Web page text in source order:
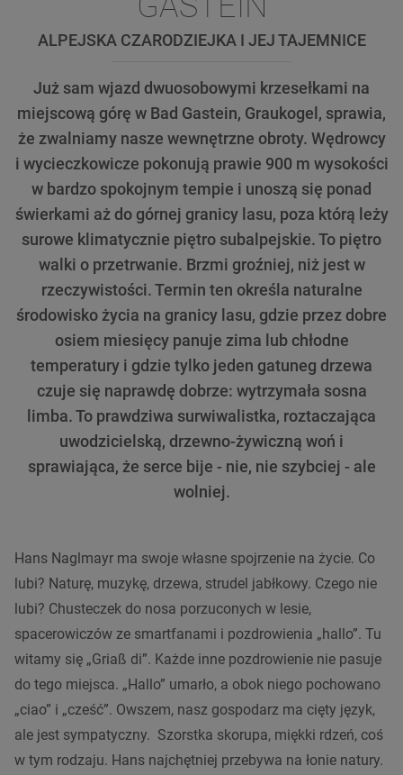
ALPEJSKA CZARODZIEJKA I JEJ TAJEMNICE
Już sam wjazd dwuosobowymi krzesełkami na
miejscową górę w Bad Gastein, Graukogel, sprawia,
że zwalniamy nasze wewnętrzne obroty. Wędrowcy
i wycieczkowicze pokonują prawie 900 m wysokości
w bardzo spokojnym tempie i unoszą się ponad
świerkami aż do górnej granicy lasu, poza którą leży
surowe klimatycznie piętro subalpejskie. To piętro
walki o przetrwanie. Brzmi groźniej, niż jest w
rzeczywistości. Termin ten określa naturalne
środowisko życia na granicy lasu, gdzie przez dobre
osiem miesięcy panuje zima lub chłodne
temperatury i gdzie tylko jeden gatuneg drzewa
czuje się naprawdę dobrze: wytrzymała sosna
limba. To prawdziwa surwiwalistka, roztaczająca
uwodzicielską, drzewno-żywiczną woń i
sprawiająca, że serce bije - nie, nie szybciej - ale
wolniej.
Hans Naglmayr ma swoje własne spojrzenie na życie. Co
lubi? Naturę, muzykę, drzewa, strudel jabłkowy. Czego nie
lubi? Chusteczek do nosa porzuconych w lesie,
spacerowiczów ze smartfanami i pozdrowienia „hallo”. Tu
witamy się „Griaß di”. Każde inne pozdrowienie nie pasuje
do tego miejsca. „Hallo” umarło, a obok niego pochowano
„ciao” i „cześć”. Owszem, nasz gospodarz ma cięty język,
ale jest sympatyczny. Szorstka skorupa, miękki rdzeń, coś
w tym rodzaju. Hans najchętniej przebywa na łonie natury.